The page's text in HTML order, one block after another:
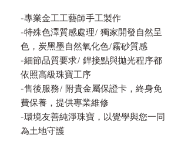
-專業金工工藝師手工製作
-特殊色澤質感處理/ 獨家開發自然呈
色，炭黑墨自然氧化色/霧砂質感
-細節品質要求/ 銲接點與拋光程序都
依照高級珠寶工序
-售後服務/ 附貴金屬保證卡，終身免
費保養，提供專業維修
-環境友善純淨珠寶，以覺學與您一同
為土地守護